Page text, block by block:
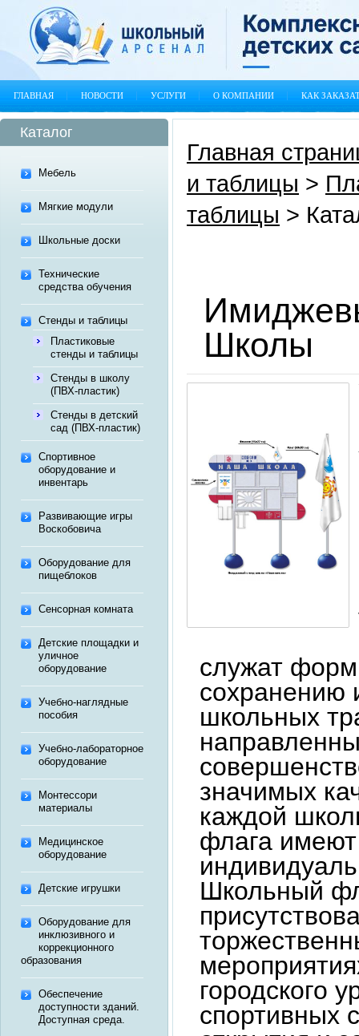
ГЛАВНАЯ НОВОСТИ УСЛУГИ О КОМПАНИИ КАК
Каталог
Мебель
Мягкие модули
Школьные доски
Технические
средства обучения
Стенды и таблицы
Пластиковые
стенды и таблицы
Стенды в школу
(ПВХ-пластик)
Стенды в детский
сад (ПВХ-пластик)
Спортивное
оборудование и
инвентарь
Развивающие игры
Воскобовича
Оборудование для
пищеблоков
Сенсорная комната
Детские площадки и
уличное
оборудование
Учебно-наглядные
пособия
Учебно-лабораторное
оборудование
Монтессори
материалы
Медицинское
оборудование
Детские игрушки
Оборудование для
инклюзивного и
коррекционного
образования
Обеспечение
доступности зданий.
Доступная среда.
Главная
и таблицы >
таблицы >
Школы
служат
сохранению
школьных
значимых
каждой
флага
Школьный
городского
спортивных